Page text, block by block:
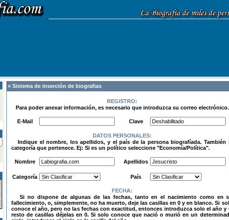
» Sistema de inserción de biografias
REGISTRO:
Para poder anexar información, es necesario que introduzca su correo electrónico.
E-Mail
Clave
DATOS PERSONALES:
Indique el nombre, los apellidos, y el país de la persona biografíada. También
categoría que pertenece. Ej: Si es un político seleccione "Economía/Política".
Nombre
Apellidos
Categoría País
FECHA:
Si no dispone de algunas de las fechas, tanto en el nacimiento como en
fallecimiento, o, simplemente, no ha muerto, deje las casillas en 0 y en blanco. Si
conoce el año, pero no las fechas con exactitud, entonces introduzca solo el año y
resto de casillas déjelas en 0. Si solo conoce que nació o murió en un